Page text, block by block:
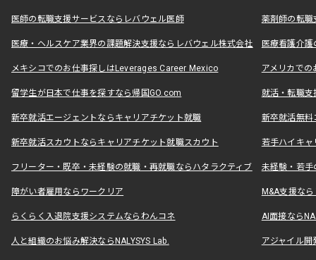
医師の転職支援サービスならレバウェル医師 薬剤師の転
医療・ヘルスケア業界の課題解決支援ならレバウェル株式会社 医療看護介
メキシコでのお仕事探しはLeverages Career Mexico アメリカで
留学生が日本で仕事を探すなら帰国GO.com 就活・転職
新卒就活エージェントならキャリアチケット就職 新卒就活無料
新卒就活スカウトならキャリアチケット就職スカウト 若手ハイキ
フリーター・既卒・未経験の就職・再就職ならハタラクティブ 未経験・若手
障がい者雇用ならワークリア M&A支援な
らくらく入退院支援システムならわんコネ AI面接なら
人と組織のお悩み解決ならNALYSYS Lab. アジャイル